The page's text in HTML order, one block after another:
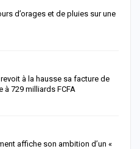
d’orages et de pluies sur une
à la hausse sa facture de
729 milliards FCFA
affiche son ambition d’un «